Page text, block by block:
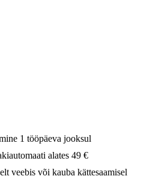
1 tööpäeva jooksul
alates 49 €
veebis või kauba kättesaamisel